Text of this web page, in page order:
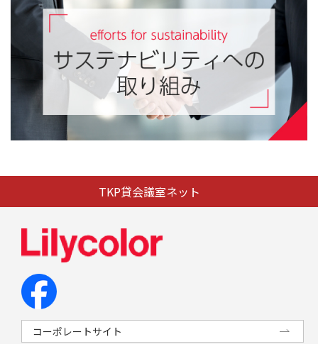
TKP貸会議室ネット
コーポレートサイト